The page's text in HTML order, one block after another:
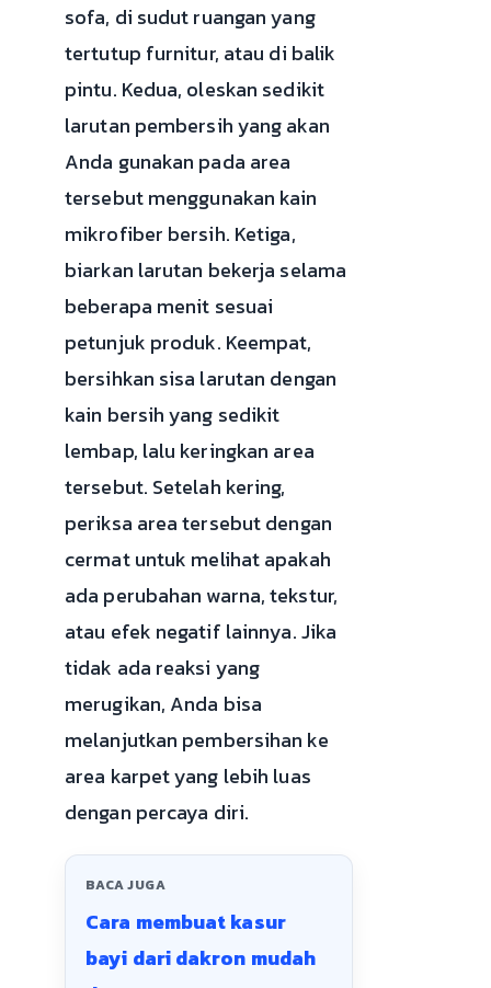
sofa, di sudut ruangan yang
tertutup furnitur, atau di balik
pintu. Kedua, oleskan sedikit
larutan pembersih yang akan
Anda gunakan pada area
tersebut menggunakan kain
mikrofiber bersih. Ketiga,
biarkan larutan bekerja selama
beberapa menit sesuai
petunjuk produk. Keempat,
bersihkan sisa larutan dengan
kain bersih yang sedikit
lembap, lalu keringkan area
tersebut. Setelah kering,
periksa area tersebut dengan
cermat untuk melihat apakah
ada perubahan warna, tekstur,
atau efek negatif lainnya. Jika
tidak ada reaksi yang
merugikan, Anda bisa
melanjutkan pembersihan ke
area karpet yang lebih luas
dengan percaya diri.
BACA JUGA
Cara membuat kasur
bayi dari dakron mudah